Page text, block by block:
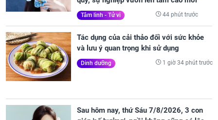
Tâm linh - Tử vi 44 phút trước
Tác dụng của cải thảo đối với sức khỏe
và lưu ý quan trọng khi sử dụng
Dinh dưỡng 1 giờ 34 phút trước
Sau hôm nay, thứ Sáu 7/8/2026, 3 con